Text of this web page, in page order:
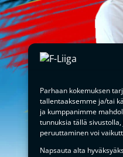
Parhaan kokemuksen
tallentaaksemme ja/tai
ja kumppanimme
tunnuksia tällä
peruuttaminen voi
Napsauta alta